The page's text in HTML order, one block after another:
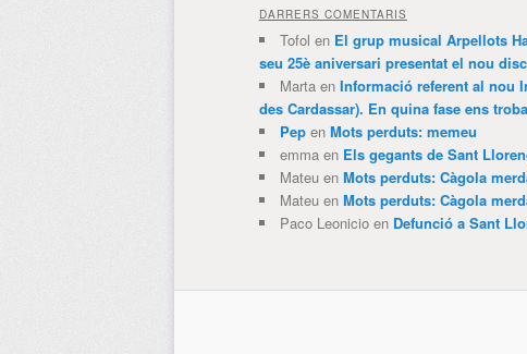
DARRERS COMENTARIS
Tofol en El grup musical Arpellots
seu 25è aniversari presentat el nou
Martaen Informació referent al nou
des Cardassar). En quina fase ens
Pepen Mots perduts: memeu
emmaen Els gegants de Sant
Mateuen Mots perduts: Càgola
Mateuen Mots perduts: Càgola
Paco Leonicioen Defunció a Sant